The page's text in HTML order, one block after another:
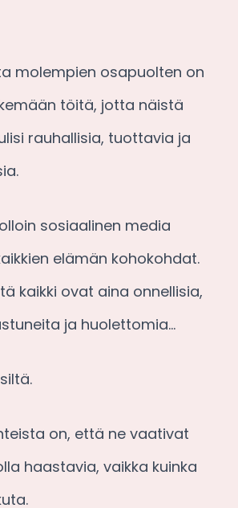
molempien osapuolten on
töitä, jotta näistä
rauhallisia, tuottavia ja
sosiaalinen media
elämän kohokohdat.
kaikki ovat aina onnellisia,
ja huolettomia…
on, että ne vaativat
haastavia, vaikka kuinka